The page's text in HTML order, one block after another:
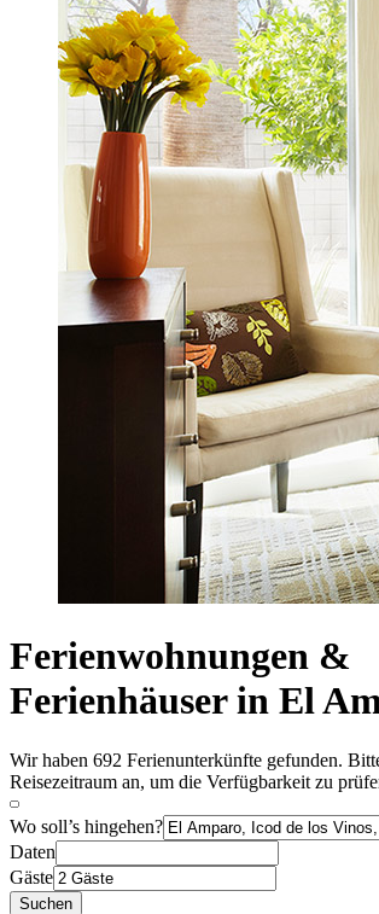
Ferienwohnungen &
Ferienhäuser in El
Wir haben 692 Ferienunterkünfte gefunden.
Reisezeitraum an, um die Verfügbarkeit zu
Wo soll’s hingehen?
Daten
Gäste
Suchen